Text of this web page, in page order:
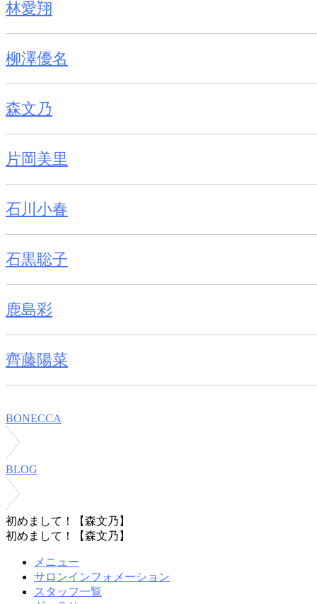
林愛翔
柳澤優名
森文乃
片岡美里
石川小春
石黒聡子
鹿島彩
齊藤陽菜
BONECCA
BLOG
初めまして！【森文乃】
初めまして！【森文乃】
メニュー
サロンインフォメーション
スタッフ一覧